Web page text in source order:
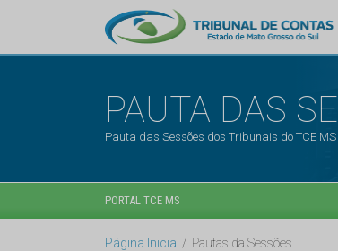
PAUTA DAS
Pauta das Sessões dos Tribunais do TCE MS
PORTAL TCE MS
Página Inicial Pautas da Sessões